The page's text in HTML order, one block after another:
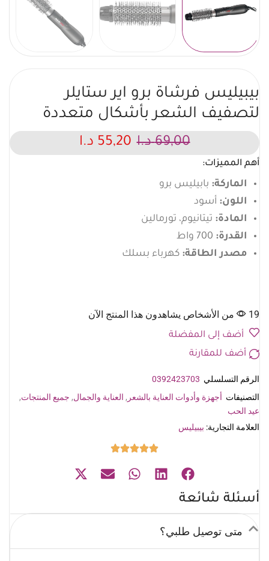
بيبيليس فرشاة برو اير ستايلر
لتصفيف الشعر بأشكال متعددة
69,00 د.ا 55,20 د.ا
أهم المميزات:
الماركة: بابيليس برو
اللون: أسود
المادة: تيتانيوم، تورمالين
القدرة:
مصدر الطاقة: كهرباء بسلك
19 من الأشخاص يشاهدون هذا المنتج الآن
أضف إلى المفضلة
أضف للمقارنة
الرقم التسلسلي 0392423703
التصنيفات أجهزة وأدوات العناية بالشعر , العناية والجمال, جميع المنتجات,
عيد الحب
العلامة التجارية: بيبيليس
أسئلة شائعة
متى توصيل طلبي؟